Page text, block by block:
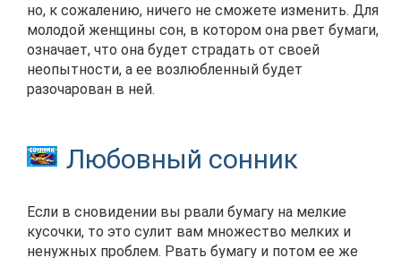
но, к сожалению, ничего не сможете изменить. Для
молодой женщины сон, в котором она рвет бумаги,
означает, что она будет страдать от своей
неопытности, а ее возлюбленный будет
разочарован в ней.
Любовный сонник
Если в сновидении вы рвали бумагу на мелкие
кусочки, то это сулит вам множество мелких и
ненужных проблем. Рвать бумагу и потом ее же